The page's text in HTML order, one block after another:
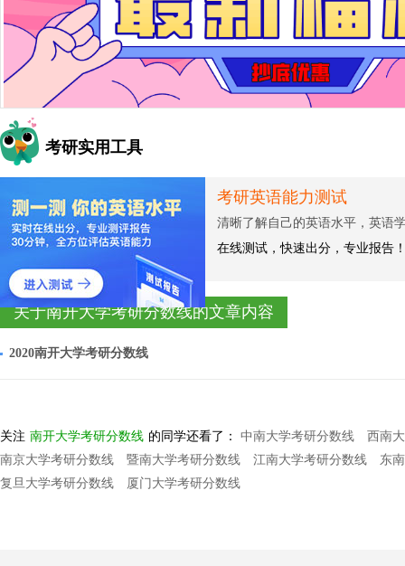
考研实用工具
考研英语能力测试
清晰了解自己的英语水平，英语
在线测试，快速出分，专业报告
关于南开大学考研分数线的文章内容
2020南开大学考研分数线
关注 南开大学考研分数线 的同学还看了： 中南大学考研分数线
西南
南京大学考研分数线
暨南大学考研分数线 江南大学考研分数线
东
复旦大学考研分数线
厦门大学考研分数线